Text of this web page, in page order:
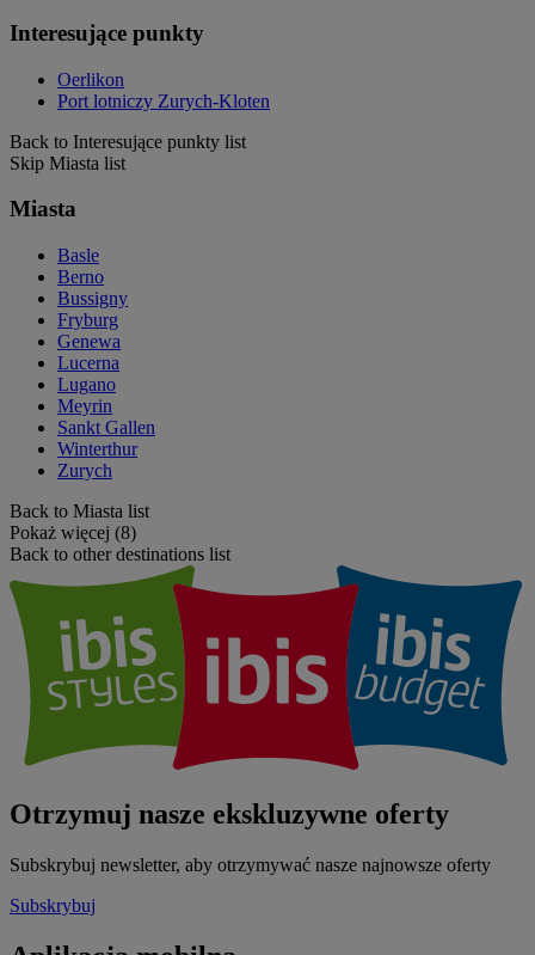
Interesujące punkty
Oerlikon
Port lotniczy Zurych-Kloten
Back to Interesujące punkty list
Skip Miasta list
Miasta
Basle
Berno
Bussigny
Fryburg
Genewa
Lucerna
Lugano
Meyrin
Sankt Gallen
Winterthur
Zurych
Back to Miasta list
Pokaż więcej (8)
Back to other destinations list
Otrzymuj nasze ekskluzywne oferty
Subskrybuj newsletter, aby otrzymywać nasze najnowsze oferty
Subskrybuj